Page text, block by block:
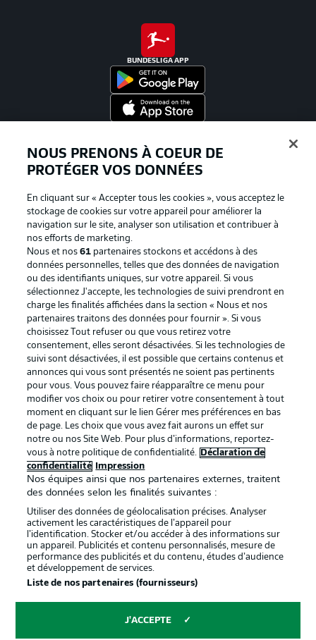
BUNDESLIGA APP
La publicité Conditions d’utilisation des
Mentions Légales Gérer mes préférences
Déclaration de
confidentialité
Diffuseurs
Travaux Contact
Impression Joueurs
© 2026 Bundesliga-Gruppe GmbH
Choisissez votre langue
NOUS PRENONS À COEUR DE
PROTÉGER VOS DONNÉES
En cliquant sur « Accepter tous les cookies », vous acceptez le
stockage de cookies sur votre appareil pour améliorer la
navigation sur le site, analyser son utilisation et contribuer à
nos efforts de marketing.
Nous et nos61 partenaires stockons et accédons à des
données personnelles, telles que des données de navigation
ou des identifiants uniques, sur votre appareil. Si vous
sélectionnez J'accepte, les technologies de suivi prendront en
charge les finalités affichées dans la section « Nous et nos
partenaires traitons des données pour fournir ». Si vous
choisissez Tout refuser ou que vous retirez votre
consentement, elles seront désactivées. Si les technologies de
suivi sont désactivées, il est possible que certains contenus et
annonces qui vous sont présentés ne soient pas pertinents
pour vous. Vous pouvez faire réapparaître ce menu pour
modifier vos choix ou pour retirer votre consentement à tout
moment en cliquant sur le lien Gérer mes préférences en bas
de page. Les choix que vous avez fait aurons un effet sur
notre ou nos Site Web. Pour plus d’informations, reportez-
vous à notre politique de confidentialité.
Déclaration de
confidentialité
Impression
Nos équipes ainsi que nos partenaires externes, traitent
des données selon les finalités suivantes :
Utiliser des données de géolocalisation précises. Analyser
activement les caractéristiques de l’appareil pour
l’identification. Stocker et/ou accéder à des informations sur
un appareil. Publicités et contenu personnalisés, mesure de
performance des publicités et du contenu, études d’audience
et développement de services.
Liste de nos partenaires (fournisseurs)
J'ACCEPTE